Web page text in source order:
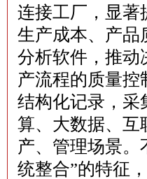
连接工厂，显著
生产成本、产品
分析软件，推动
产流程的质量
结构化记录，采
算、大数据、互
产、管理场景。
统整合”的特征